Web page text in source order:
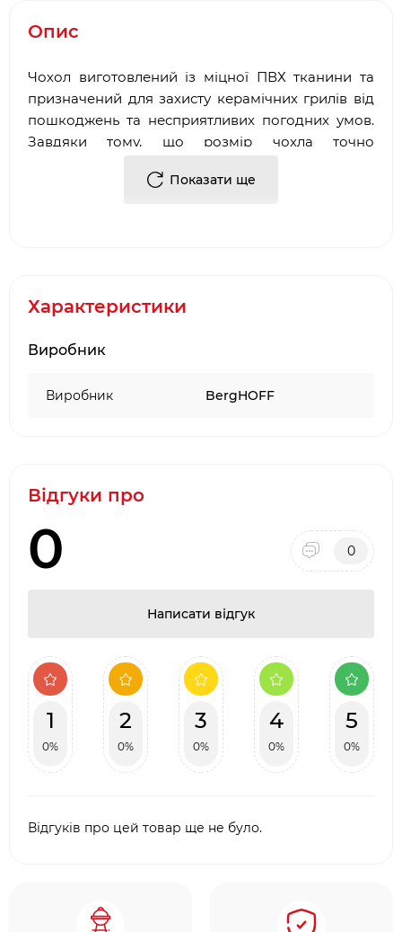
Опис
Чохол виготовлений із міцної ПВХ тканини та
призначений для захисту керамічних грилів від
пошкоджень та несприятливих погодних умов.
Завдяки тому, що розмір чохла точно
фіксує, ваш гриль буде надійно захищений
Показати ще
Характеристики
Виробник
Виробник BergHOFF
Відгуки про
0 0
Написати відгук
1
0%
2
0%
3
0%
4
0%
5
0%
Відгуків про цей товар ще не було.